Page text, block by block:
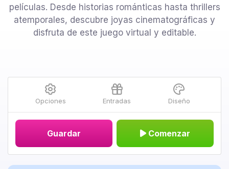
películas. Desde historias románticas hasta thrillers
atemporales, descubre joyas cinematográficas y
disfruta de este juego virtual y editable.
Opciones Entradas Diseño
Guardar Comenzar